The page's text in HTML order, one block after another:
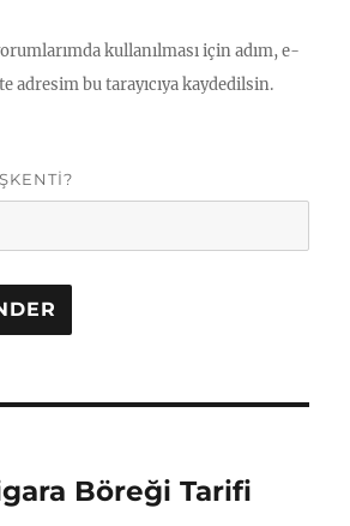
kullanılması için adım, e-
adresim bu tarayıcıya kaydedilsin.
Böreği Tarifi